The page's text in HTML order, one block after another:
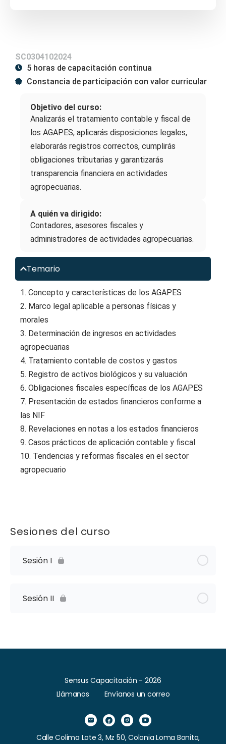
SC0304102024
5 horas de capacitación continua
Constancia de participación con valor curricular
Objetivo del curso:
Analizarás el tratamiento contable y fiscal de
los AGAPES, aplicarás disposiciones legales,
elaborarás registros correctos, cumplirás
obligaciones tributarias y garantizarás
transparencia financiera en actividades
agropecuarias.
A quién va dirigido:
Contadores, asesores fiscales y
administradores de actividades agropecuarias.
Temario
1. Concepto y características de los AGAPES
2. Marco legal aplicable a personas físicas y
morales
3. Determinación de ingresos en actividades
agropecuarias
4. Tratamiento contable de costos y gastos
5. Registro de activos biológicos y su valuación
6. Obligaciones fiscales específicas de los AGAPES
7. Presentación de estados financieros conforme a
las NIF
8. Revelaciones en notas a los estados financieros
9. Casos prácticos de aplicación contable y fiscal
10. Tendencias y reformas fiscales en el sector
agropecuario
Sesiones del curso
Sesión I
Sesión II
Sensus Capacitación - 2026
Llámanos
Envíanos un correo
Calle Colima Lote 3, Mz 50, Colonia Loma Bonita,